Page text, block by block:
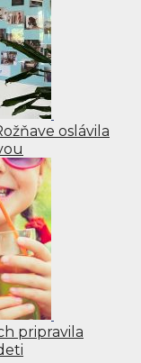
oslávila
pripravila